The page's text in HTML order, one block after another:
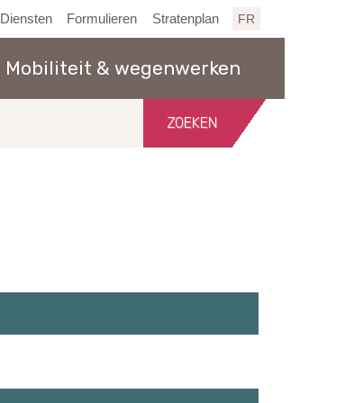
Diensten Formulieren Stratenplan FR
Mobiliteit & wegenwerken